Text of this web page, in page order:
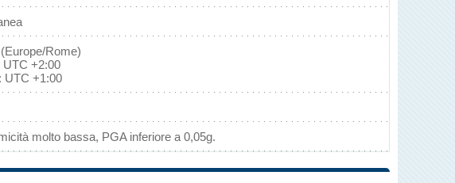
Rome)
UTC +2:00
UTC +1:00
molto bassa, PGA inferiore a 0,05g.